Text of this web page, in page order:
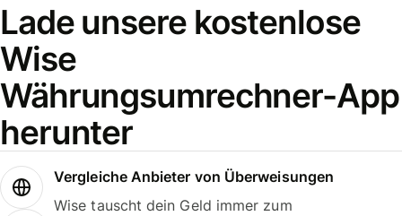
Lade unsere kostenlose
Wise
Währungsumrechner-App
herunter
Vergleiche Anbieter von Überweisungen
Wise tauscht dein Geld immer zum